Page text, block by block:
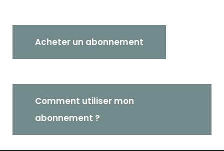
Acheter un abonnement
Comment utiliser mon
abonnement ?